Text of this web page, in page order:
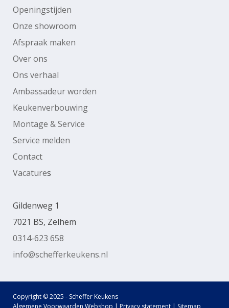
Openingstijden
Onze showroom
Afspraak maken
Over ons
Ons verhaal
Ambassadeur worden
Keukenverbouwing
Montage & Service
Service melden
Contact
Vacatures
Gildenweg 1
7021 BS, Zelhem
0314-623 658
info@schefferkeukens.nl
Copyright © 2025 - Scheffer Keukens